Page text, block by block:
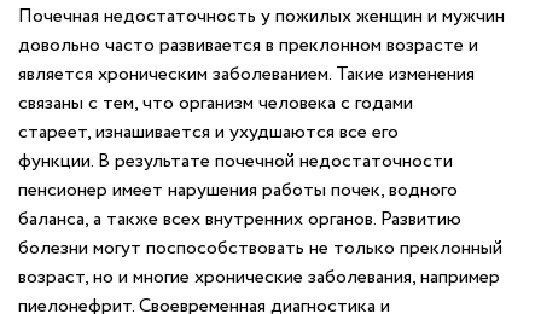
Почечная недостаточность у пожилых женщин и мужчин
довольно часто развивается в преклонном возрасте и
является хроническим заболеванием. Такие изменения
связаны с тем, что организм человека с годами
стареет, изнашивается и ухудшаются все его
функции. В результате почечной недостаточности
пенсионер имеет нарушения работы почек, водного
баланса, а также всех внутренних органов. Развитию
болезни могут поспособствовать не только преклонный
возраст, но и многие хронические заболевания, например
пиелонефрит. Своевременная диагностика и